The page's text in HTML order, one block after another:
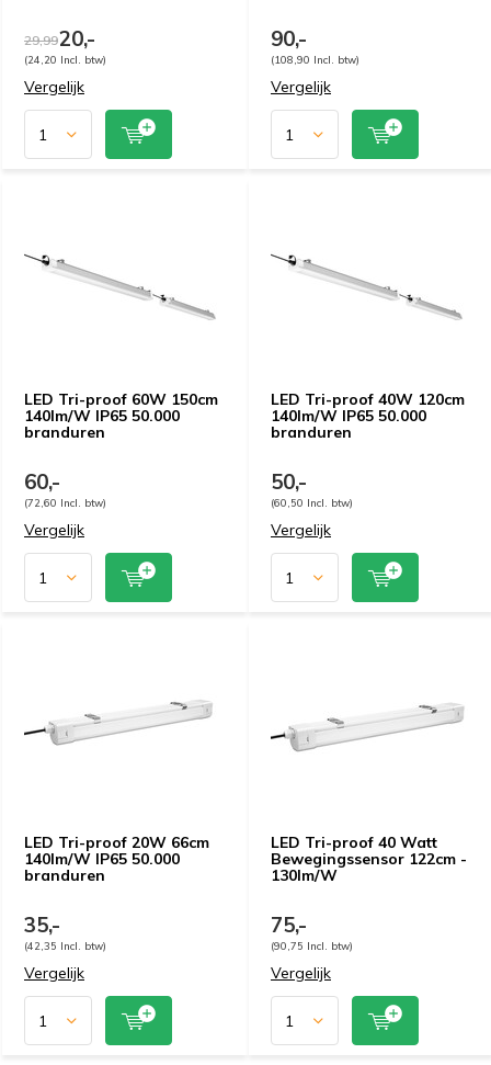
29,9920,-
(24,20 Incl. btw)
Vergelijk
90,-
(108,90 Incl. btw)
Vergelijk
LED Tri-proof 60W 150cm
140lm/W IP65 50.000
branduren
60,-
(72,60 Incl. btw)
Vergelijk
LED Tri-proof 40W 120cm
140lm/W IP65 50.000
branduren
50,-
(60,50 Incl. btw)
Vergelijk
LED Tri-proof 20W 66cm
140lm/W IP65 50.000
branduren
35,-
(42,35 Incl. btw)
Vergelijk
LED Tri-proof 40 Watt
Bewegingssensor 122cm -
130lm/W
75,-
(90,75 Incl. btw)
Vergelijk